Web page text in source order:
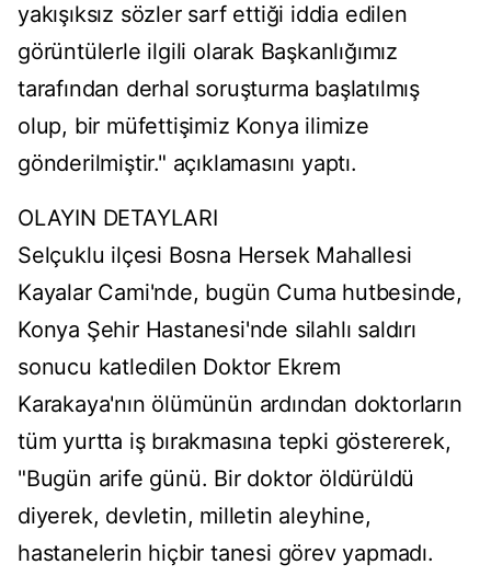
yakışıksız sözler sarf ettiği iddia edilen
görüntülerle ilgili olarak Başkanlığımız
tarafından derhal soruşturma başlatılmış
olup, bir müfettişimiz Konya ilimize
gönderilmiştir." açıklamasını yaptı.
OLAYIN DETAYLARI
Selçuklu ilçesi Bosna Hersek Mahallesi
Kayalar Cami'nde, bugün Cuma hutbesinde,
Konya Şehir Hastanesi'nde silahlı saldırı
sonucu katledilen Doktor Ekrem
Karakaya'nın ölümünün ardından doktorların
tüm yurtta iş bırakmasına tepki göstererek,
"Bugün arife günü. Bir doktor öldürüldü
diyerek, devletin, milletin aleyhine,
hastanelerin hiçbir tanesi görev yapmadı.